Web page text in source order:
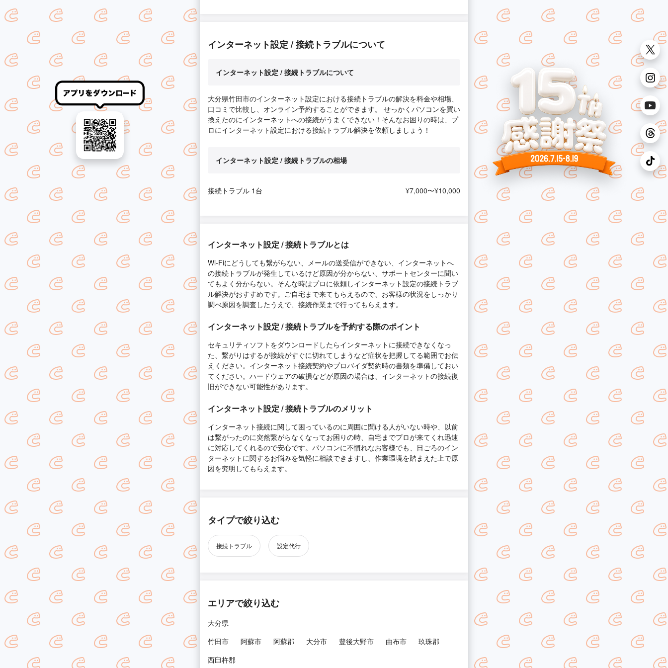
インターネット設定 / 接続トラブルについて
インターネット設定 / 接続トラブルについて
大分県竹田市のインターネット設定における接続トラブルの解決を料金や相場、
口コミで比較し、オンライン予約することができます。 せっかくパソコンを買い
換えたのにインターネットへの接続がうまくできない！そんなお困りの時は、プ
ロにインターネット設定における接続トラブル解決を依頼しましょう！
インターネット設定 / 接続トラブルの相場
接続トラブル 1台 ¥7,000〜¥10,000
インターネット設定 / 接続トラブルとは
Wi-Fiにどうしても繋がらない、メールの送受信ができない、インターネットへ
の接続トラブルが発生しているけど原因が分からない、サポートセンターに聞い
てもよく分からない。そんな時はプロに依頼しインターネット設定の接続トラブ
ル解決がおすすめです。ご自宅まで来てもらえるので、お客様の状況をしっかり
調べ原因を調査したうえで、接続作業まで行ってもらえます。
インターネット設定 / 接続トラブルを予約する際のポイント
セキュリティソフトをダウンロードしたらインターネットに接続できなくなっ
た、繋がりはするが接続がすぐに切れてしまうなど症状を把握してる範囲でお伝
えください。インターネット接続契約やプロバイダ契約時の書類を準備しておい
てください。ハードウェアの破損などが原因の場合は、インターネットの接続復
旧ができない可能性があります。
インターネット設定 / 接続トラブルのメリット
インターネット接続に関して困っているのに周囲に聞ける人がいない時や、以前
は繋がったのに突然繋がらなくなってお困りの時、自宅までプロが来てくれ迅速
に対応してくれるので安心です。パソコンに不慣れなお客様でも、日ごろのイン
ターネットに関するお悩みを気軽に相談できますし、作業環境を踏まえた上で原
因を究明してもらえます。
タイプで絞り込む
接続トラブル 設定代行
エリアで絞り込む
大分県
竹田市
阿蘇市 阿蘇郡 大分市 豊後大野市 由布市
玖珠郡
西臼杵郡